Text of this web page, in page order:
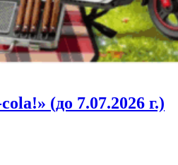
(до 7.07.2026 г.)